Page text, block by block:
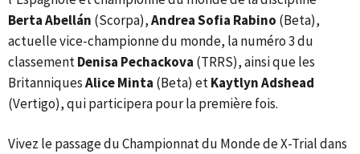
Berta Abellán (Scorpa),Andrea Sofia Rabino (Beta),
actuelle vice-championne du monde, la numéro 3 du
classementDenisa Pechackova (TRRS), ainsi que les
BritanniquesAlice Minta (Beta) etKaytlyn Adshead
(Vertigo), qui participera pour la première fois.
Vivez le passage du Championnat du Monde de X-Trial dans